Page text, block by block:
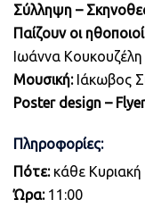
Σύλληψη –
Παίζουν οι
Ιωάννα Κουκουζέλη
Μουσική: Ιάκωβος
Poster design – Flyer
Πληροφορίες:
Πότε:κάθε
Ώρα:11:00